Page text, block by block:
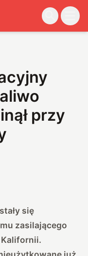
przy
się
zasilającego